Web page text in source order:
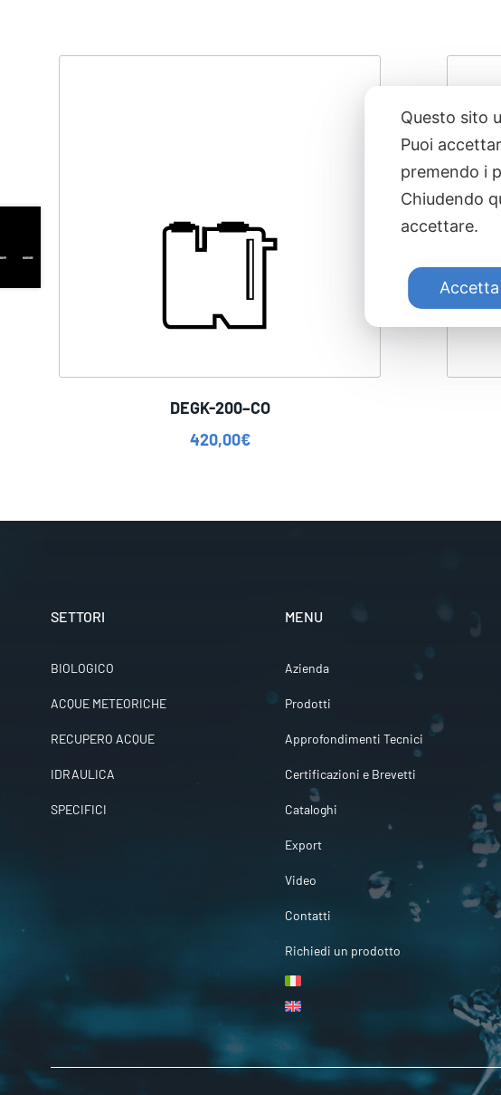
DEGK-200–CO
420,00€
SETTORI
BIOLOGICO
ACQUE METEORICHE
RECUPERO ACQUE
IDRAULICA
SPECIFICI
MENU
Azienda
Prodotti
Approfondimenti Tecnici
Certificazioni e Brevetti
Cataloghi
Export
Video
Contatti
Richiedi un prodotto
Questo sito
Puoi
premendo i
Chiudendo
accettare.
Accetta